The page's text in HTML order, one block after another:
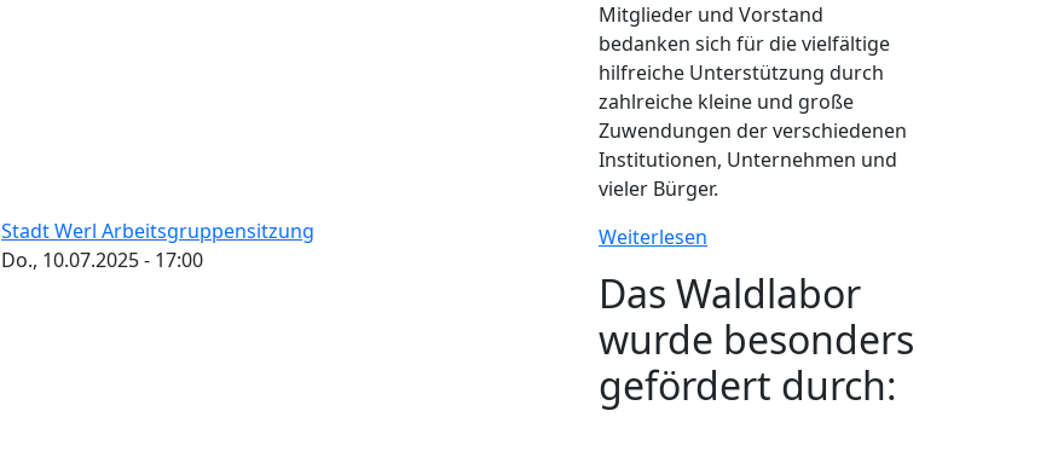
Stadt Werl Arbeitsgruppensitzung
Do., 10.07.2025 - 17:00
Mitglieder und Vorstand
bedanken sich für die vielfältige
hilfreiche Unterstützung durch
zahlreiche kleine und große
Zuwendungen der verschiedenen
Institutionen, Unternehmen und
vieler Bürger.
Weiterlesen
Das Waldlabor
wurde besonders
gefördert durch: